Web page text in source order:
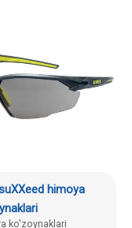
himoya
ko'zoynaklari